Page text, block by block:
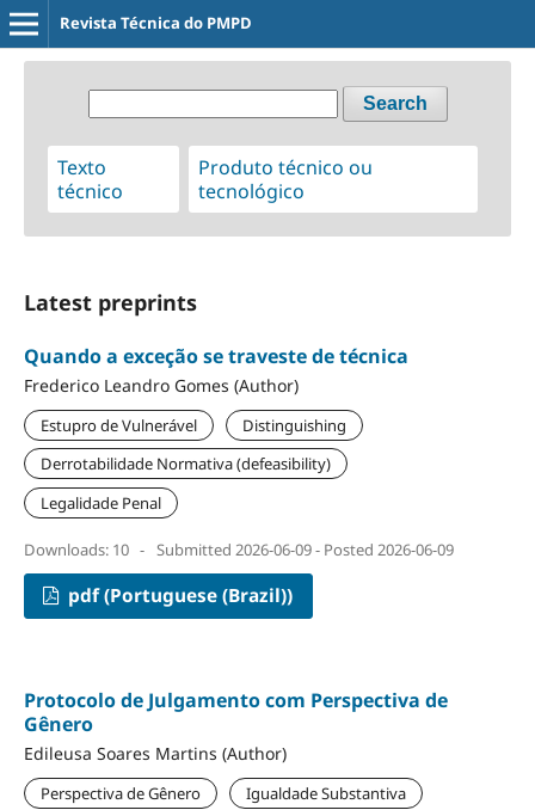
Revista Técnica do PMPD
Search
Texto
técnico
Produto técnico ou
tecnológico
Latest preprints
Quando a exceção se traveste de técnica
Frederico Leandro Gomes (Author)
Estupro de Vulnerável
Distinguishing
Derrotabilidade Normativa (defeasibility)
Legalidade Penal
Downloads: 10 - Submitted 2026-06-09 - Posted 2026-06-09
pdf (Portuguese (Brazil))
Protocolo de Julgamento com Perspectiva de
Gênero
Edileusa Soares Martins (Author)
Perspectiva de Gênero
Igualdade Substantiva